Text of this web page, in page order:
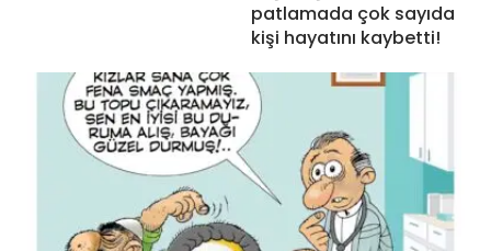
patlamada çok sayıda
kişi hayatını kaybetti!